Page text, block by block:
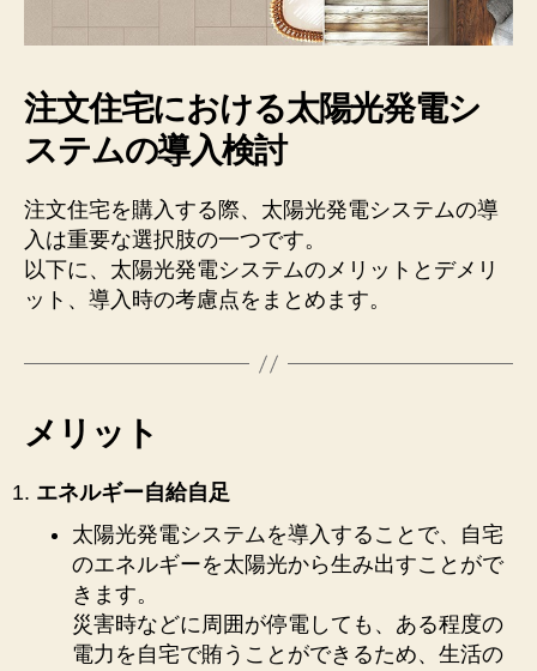
注文住宅における太陽光発電シ
ステムの導入検討
注文住宅を購入する際、太陽光発電システムの導
入は重要な選択肢の一つです。
以下に、太陽光発電システムのメリットとデメリ
ット、導入時の考慮点をまとめます。
メリット
エネルギー自給自足
太陽光発電システムを導入することで、自宅
のエネルギーを太陽光から生み出すことがで
きます。
災害時などに周囲が停電しても、ある程度の
電力を自宅で賄うことができるため、生活の